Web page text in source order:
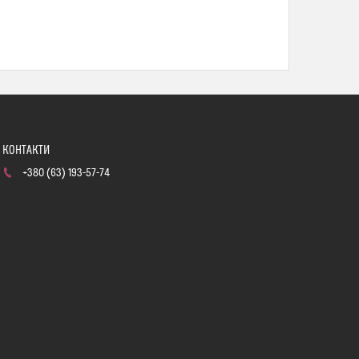
+380 (63) 193-57-74